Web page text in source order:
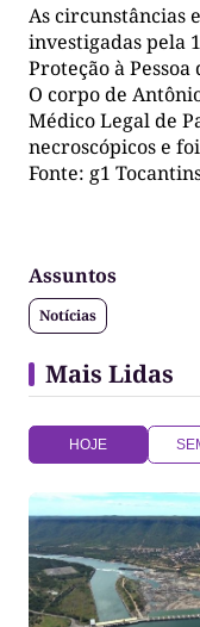
As circunstâncias
investigadas pela
Proteção à Pessoa
O corpo de
Médico Legal de
necroscópicos e
Fonte: g1
Assuntos
Notícias
Mais Lidas
HOJE